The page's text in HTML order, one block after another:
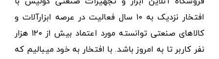
افتخار نزدیک به ۱۰ سال فعالیت در عرصه ابزارآلات و
کالاهای صنعتی توانسته مورد اعتماد بیش از ۱۲۰ هزار
نفر کاربر تا به امروز باشد. با افتخار به خود میبالیم که